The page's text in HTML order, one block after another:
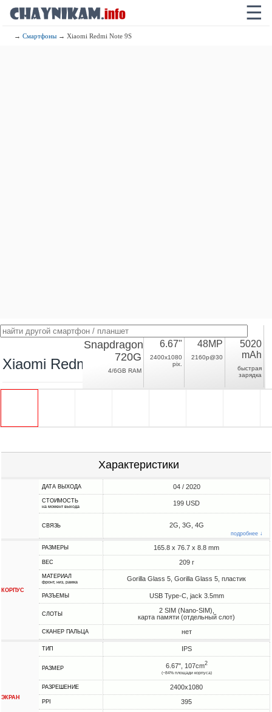
☰
→Смартфоны → Xiaomi Redmi Note 9S
Xiaomi Redmi Note 9S
Snapdragon
720G
4/6GB RAM
6.67"
2400x1080
pix.
48MP
2160p@30
5020
mAh
быстрая
зарядка
Характеристики
ДАТА ВЫХОДА 04 / 2020
СТОИМОСТЬ
на момент выхода 199 USD
СВЯЗЬ 2G, 3G, 4G
подробнее ↓
КОРПУС
РАЗМЕРЫ 165.8 x 76.7 x 8.8 mm
ВЕС 209 г
МАТЕРИАЛ
фронт, низ, рамка Gorilla Glass 5, Gorilla Glass 5, пластик
РАЗЪЕМЫ USB Type-C, jack 3.5mm
СЛОТЫ
2 SIM (Nano-SIM),
карта памяти (отдельный слот)
СКАНЕР ПАЛЬЦА нет
ЭКРАН
ТИП IPS
РАЗМЕР 6.67", 107cm2
(~84% площади корпуса)
РАЗРЕШЕНИЕ 2400x1080
PPI 395